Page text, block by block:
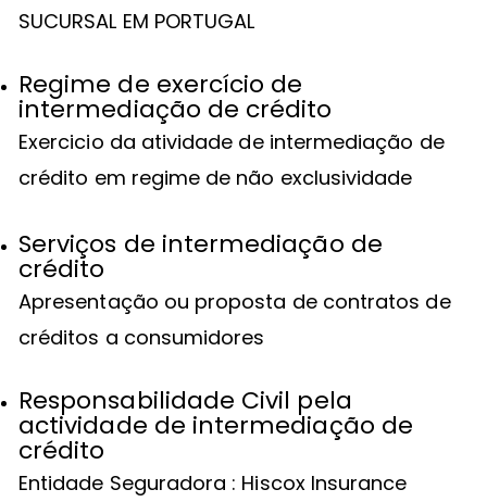
SUCURSAL EM PORTUGAL
Regime de exercício de
intermediação de crédito
Exercicio da atividade de intermediação de
crédito em regime de não exclusividade
Serviços de intermediação de
crédito
Apresentação ou proposta de contratos de
créditos a consumidores
Responsabilidade Civil pela
actividade de intermediação de
crédito
Entidade Seguradora : Hiscox Insurance